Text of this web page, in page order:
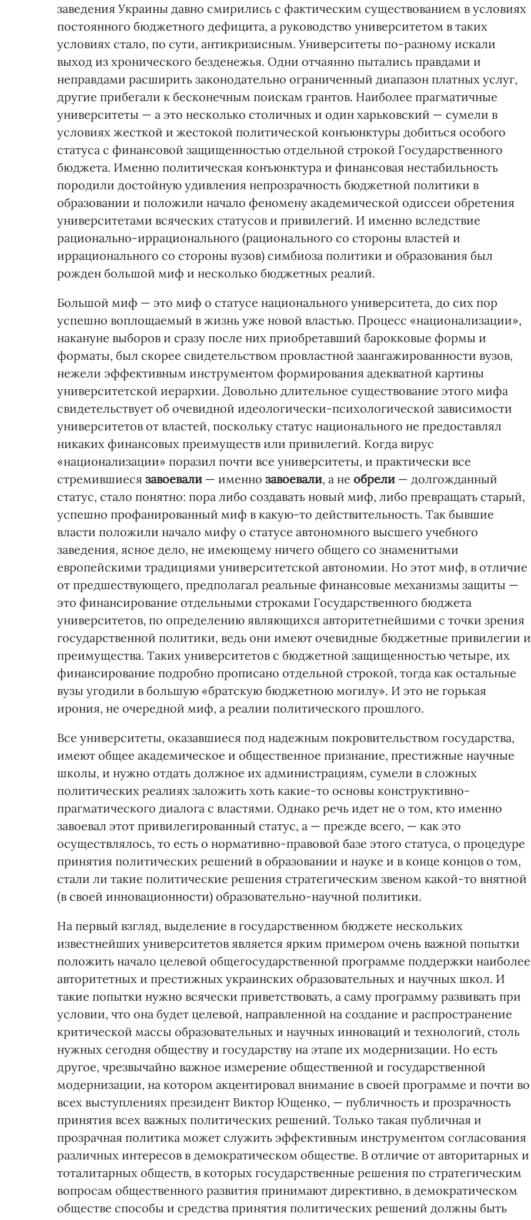
заведения Украины давно смирились с фактическим существованием в условиях
постоянного бюджетного дефицита, а руководство университетом в таких
условиях стало, по сути, антикризисным. Университеты по-разному искали
выход из хронического безденежья. Одни отчаянно пытались правдами и
неправдами расширить законодательно ограниченный диапазон платных услуг,
другие прибегали к бесконечным поискам грантов. Наиболее прагматичные
университеты — а это несколько столичных и один харьковский — сумели в
условиях жесткой и жестокой политической конъюнктуры добиться особого
статуса с финансовой защищенностью отдельной строкой Государственного
бюджета. Именно политическая конъюнктура и финансовая нестабильность
породили достойную удивления непрозрачность бюджетной политики в
образовании и положили начало феномену академической одиссеи обретения
университетами всяческих статусов и привилегий. И именно вследствие
рационально-иррационального (рационального со стороны властей и
иррационального со стороны вузов) симбиоза политики и образования был
рожден большой миф и несколько бюджетных реалий.
Большой миф — это миф о статусе национального университета, до сих пор
успешно воплощаемый в жизнь уже новой властью. Процесс «национализации»,
накануне выборов и сразу после них приобретавший барокковые формы и
форматы, был скорее свидетельством провластной заангажированности вузов,
нежели эффективным инструментом формирования адекватной картины
университетской иерархии. Довольно длительное существование этого мифа
свидетельствует об очевидной идеологически-психологической зависимости
университетов от властей, поскольку статус национального не предоставлял
никаких финансовых преимуществ или привилегий. Когда вирус
«национализации» поразил почти все университеты, и практически все
стремившиеся завоевали — именно завоевали, а не обрели — долгожданный
статус, стало понятно: пора либо создавать новый миф, либо превращать старый,
успешно профанированный миф в какую-то действительность. Так бывшие
власти положили начало мифу о статусе автономного высшего учебного
заведения, ясное дело, не имеющему ничего общего со знаменитыми
европейскими традициями университетской автономии. Но этот миф, в отличие
от предшествующего, предполагал реальные финансовые механизмы защиты —
это финансирование отдельными строками Государственного бюджета
университетов, по определению являющихся авторитетнейшими с точки зрения
государственной политики, ведь они имеют очевидные бюджетные привилегии и
преимущества. Таких университетов с бюджетной защищенностью четыре, их
финансирование подробно прописано отдельной строкой, тогда как остальные
вузы угодили в большую «братскую бюджетною могилу». И это не горькая
ирония, не очередной миф, а реалии политического прошлого.
Все университеты, оказавшиеся под надежным покровительством государства,
имеют общее академическое и общественное признание, престижные научные
школы, и нужно отдать должное их администрациям, сумели в сложных
политических реалиях заложить хоть какие-то основы конструктивно-
прагматического диалога с властями. Однако речь идет не о том, кто именно
завоевал этот привилегированный статус, а — прежде всего, — как это
осуществлялось, то есть о нормативно-правовой базе этого статуса, о процедуре
принятия политических решений в образовании и науке и в конце концов о том,
стали ли такие политические решения стратегическим звеном какой-то внятной
(в своей инновационности) образовательно-научной политики.
На первый взгляд, выделение в государственном бюджете нескольких
известнейших университетов является ярким примером очень важной попытки
положить начало целевой общегосударственной программе поддержки наиболее
авторитетных и престижных украинских образовательных и научных школ. И
такие попытки нужно всячески приветствовать, а саму программу развивать при
условии, что она будет целевой, направленной на создание и распространение
критической массы образовательных и научных инноваций и технологий, столь
нужных сегодня обществу и государству на этапе их модернизации. Но есть
другое, чрезвычайно важное измерение общественной и государственной
модернизации, на котором акцентировал внимание в своей программе и почти во
всех выступлениях президент Виктор Ющенко, — публичность и прозрачность
принятия всех важных политических решений. Только такая публичная и
прозрачная политика может служить эффективным инструментом согласования
различных интересов в демократическом обществе. В отличие от авторитарных и
тоталитарных обществ, в которых государственные решения по стратегическим
вопросам общественного развития принимают директивно, в демократическом
обществе способы и средства принятия политических решений должны быть